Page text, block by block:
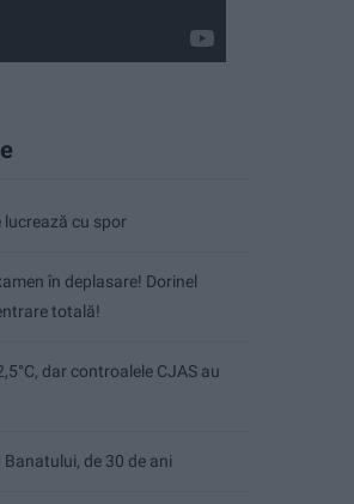
lucrează cu spor
în deplasare! Dorinel
totală!
dar controalele CJAS au
de 30 de ani